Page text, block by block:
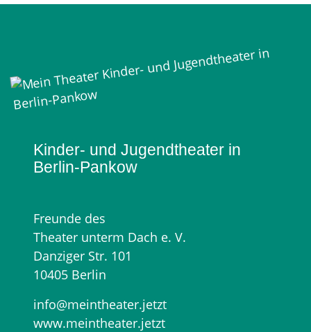
Mein Theater
Kinder- und Jugendtheater in
Berlin‑Pankow
Freunde des
Theater unterm Dach e. V.
Danziger Str. 101
10405 Berlin
info@meintheater.jetzt
www.meintheater.jetzt